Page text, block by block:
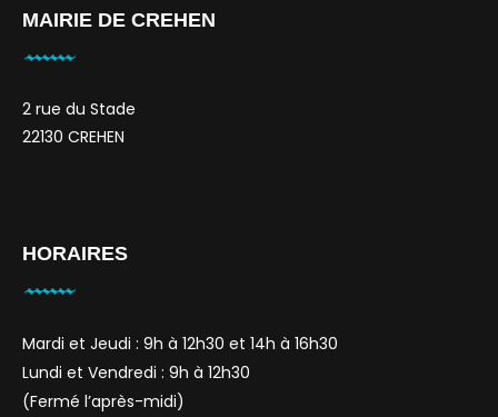
MAIRIE DE CREHEN
2 rue du Stade
22130 CREHEN
HORAIRES
Mardi et Jeudi : 9h à 12h30 et 14h à 16h30
Lundi et Vendredi : 9h à 12h30
(Fermé l’après-midi)